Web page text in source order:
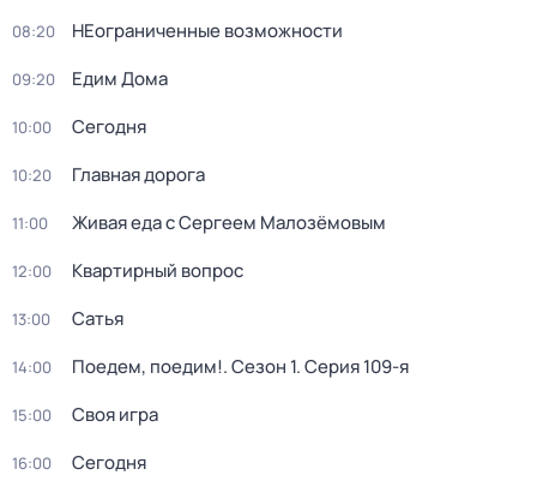
08:20 НЕограниченные возможности
09:20 Едим Дома
10:00 Сегодня
10:20 Главная дорога
11:00 Живая еда с Сергеем Малозёмовым
12:00 Квартирный вопрос
13:00 Сатья
14:00 Поедем, поедим!. Сезон 1. Серия 109-я
15:00 Своя игра
16:00 Сегодня